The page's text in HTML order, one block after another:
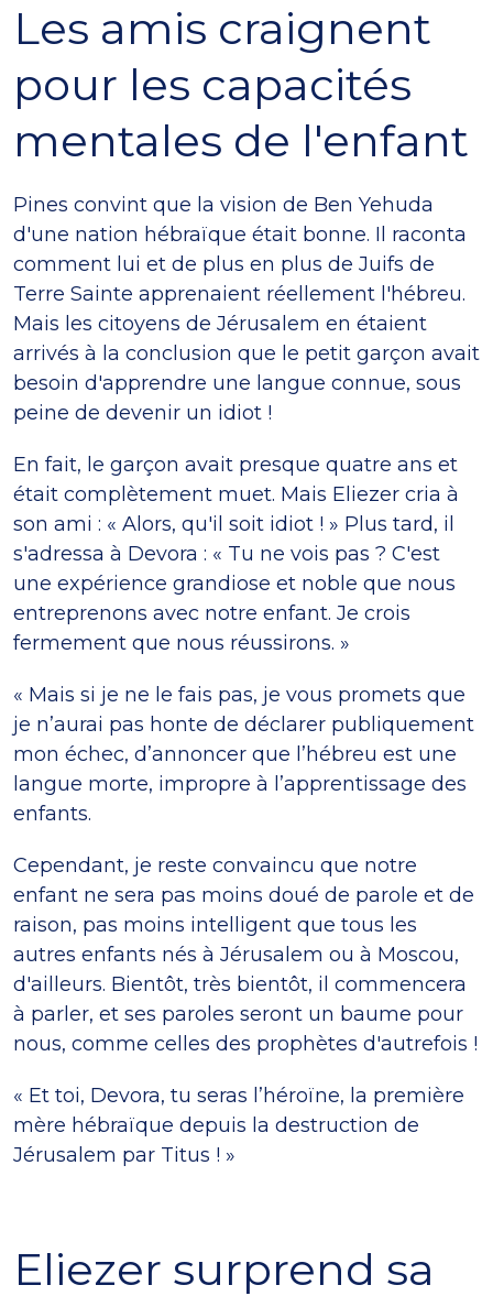
Les amis craignent
pour les capacités
mentales de l'enfant
Pines convint que la vision de Ben Yehuda
d'une nation hébraïque était bonne. Il raconta
comment lui et de plus en plus de Juifs de
Terre Sainte apprenaient réellement l'hébreu.
Mais les citoyens de Jérusalem en étaient
arrivés à la conclusion que le petit garçon avait
besoin d'apprendre une langue connue, sous
peine de devenir un idiot !
En fait, le garçon avait presque quatre ans et
était complètement muet. Mais Eliezer cria à
son ami : « Alors, qu'il soit idiot ! » Plus tard, il
s'adressa à Devora : « Tu ne vois pas ? C'est
une expérience grandiose et noble que nous
entreprenons avec notre enfant. Je crois
fermement que nous réussirons. »
« Mais si je ne le fais pas, je vous promets que
je n’aurai pas honte de déclarer publiquement
mon échec, d’annoncer que l’hébreu est une
langue morte, impropre à l’apprentissage des
enfants.
Cependant, je reste convaincu que notre
enfant ne sera pas moins doué de parole et de
raison, pas moins intelligent que tous les
autres enfants nés à Jérusalem ou à Moscou,
d'ailleurs. Bientôt, très bientôt, il commencera
à parler, et ses paroles seront un baume pour
nous, comme celles des prophètes d'autrefois !
« Et toi, Devora, tu seras l’héroïne, la première
mère hébraïque depuis la destruction de
Jérusalem par Titus ! »
Eliezer surprend sa